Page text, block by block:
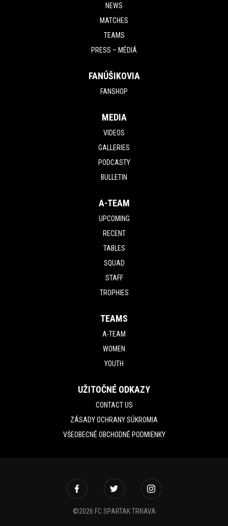
NEWS
MATCHES
TEAMS
PRESS – MÉDIÁ
FANÚŠIKOVIA
FANSHOP
MEDIA
VIDEOS
GALLERIES
PODCASTY
BULLETIN
A-TEAM
UPCOMING
RECENT
TABLES
SQUAD
STAFF
TROPHIES
TEAMS
A-TEAM
WOMEN
YOUTH
UŽITOČNÉ ODKAZY
CONTACT US
ZÁSADY OCHRANY SÚKROMIA
VŠEOBECNÉ OBCHODNÉ PODMIENKY
©2026 FC SPARTAK TRNAVA